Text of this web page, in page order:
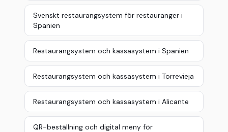
Svenskt restaurangsystem för restauranger i
Spanien
Restaurangsystem och kassasystem i Spanien
Restaurangsystem och kassasystem i Torrevieja
Restaurangsystem och kassasystem i Alicante
QR-beställning och digital meny för